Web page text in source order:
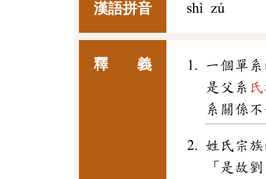
漢語拼音 shì zú
釋 義
一個單
是父系
系關係
姓氏宗
「是故